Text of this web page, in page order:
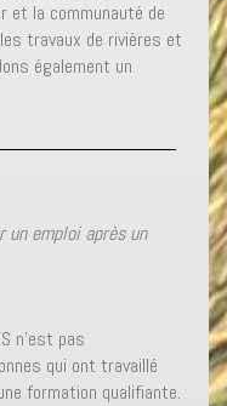
et la communauté de
travaux de rivières et
également un
un emploi après un
n’est pas
qui ont travaillé
formation qualifiante.